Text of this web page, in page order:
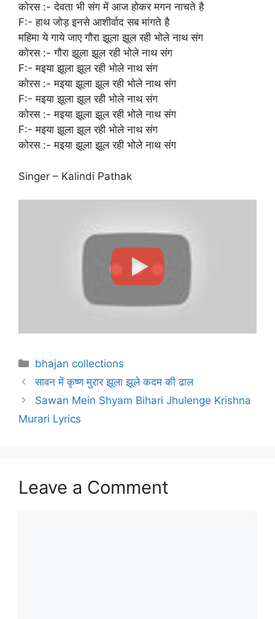
कोरस :- देवता भी संग में आज होकर मगन नाचते है
F:- हाथ जोड़ इनसे आशीर्वाद सब मांगते है
महिमा ये गाये जाए गौरा झूला झूल रही भोले नाथ संग
कोरस :- गौरा झूला झूल रही भोले नाथ संग
F:- मइया झूला झूल रही भोले नाथ संग
कोरस :- मइया झूला झूल रही भोले नाथ संग
F:- मइया झूला झूल रही भोले नाथ संग
कोरस :- मइया झूला झूल रही भोले नाथ संग
F:- मइया झूला झूल रही भोले नाथ संग
कोरस :- मइया झूला झूल रही भोले नाथ संग
Singer – Kalindi Pathak
Categories
bhajan collections
सावन में कृष्ण मुरार झूला झूले कदम की ढाल
Sawan Mein Shyam Bihari Jhulenge Krishna
Murari Lyrics
Leave a Comment